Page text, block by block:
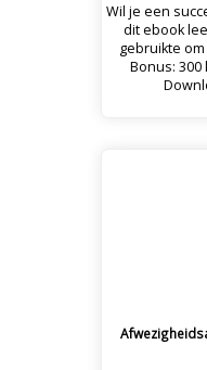
Wil je een
dit ebook
gebruikte
Bonus: 300